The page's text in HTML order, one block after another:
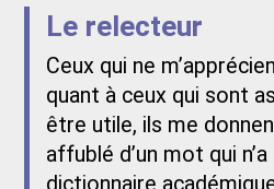
Le relecteur
Ceux qui ne
quant à ceux qui sont
être utile, ils me
affublé d’un mot qui